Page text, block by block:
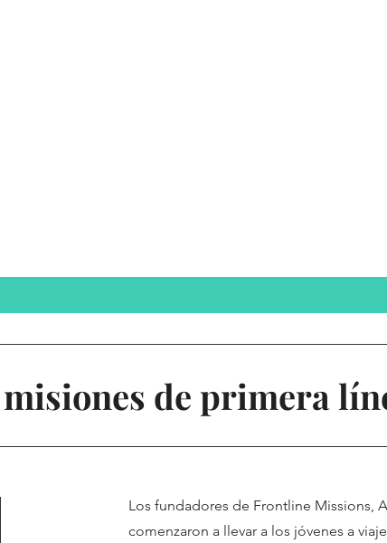
de primera
Los fundadores de Frontline Missions,
comenzaron a llevar a los jóvenes a